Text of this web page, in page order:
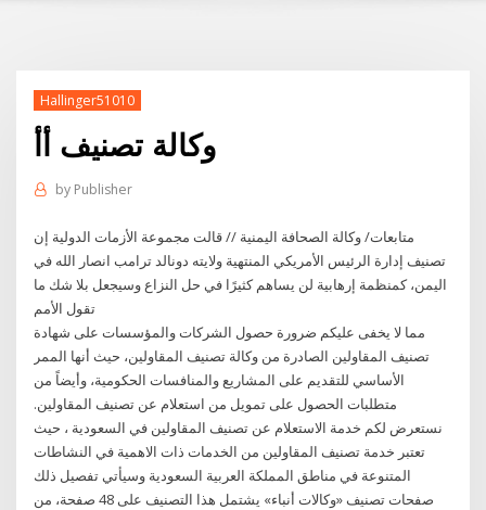
Hallinger51010
وكالة تصنيف أأ
by Publisher
متابعات/ وكالة الصحافة اليمنية // قالت مجموعة الأزمات الدولية إن
تصنيف إدارة الرئيس الأمريكي المنتهية ولايته دونالد ترامب انصار الله في
اليمن، كمنظمة إرهابية لن يساهم كثيرًا في حل النزاع وسيجعل بلا شك ما
تقول الأمم
مما لا يخفى عليكم ضرورة حصول الشركات والمؤسسات على شهادة
تصنيف المقاولين الصادرة من وكالة تصنيف المقاولين، حيث أنها الممر
الأساسي للتقديم على المشاريع والمنافسات الحكومية، وأيضاً من
متطلبات الحصول على تمويل من استعلام عن تصنيف المقاولين.
نستعرض لكم خدمة الاستعلام عن تصنيف المقاولين في السعودية ، حيث
تعتبر خدمة تصنيف المقاولين من الخدمات ذات الاهمية في النشاطات
المتنوعة في مناطق المملكة العربية السعودية وسيأتي تفصيل ذلك
صفحات تصنيف «وكالات أنباء» يشتمل هذا التصنيف على 48 صفحة، من